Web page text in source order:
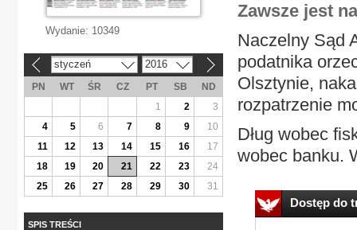
Zawsze jest
Naczelny Sąd
podatnika
Olsztynie,
rozpatrzenie
Dług wobec
wobec banku.
Dostęp do
Wydanie: 10349
styczeń 2016
PN WT ŚR CZ PT SB
ND
1
2
3
4
5 6 7 8 9
10
11
12 13 14 15 16
17
18
19 20 21 22 23
24
25
26 27 28 29 30 31
SPIS TREŚCI